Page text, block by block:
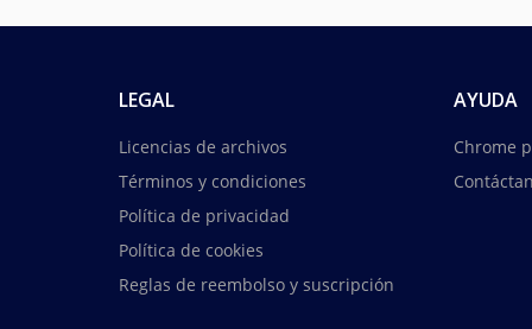
LEGAL
Licencias de archivos
Términos y condiciones
Política de privacidad
Política de cookies
Reglas de reembolso y suscripción
AYUDA
Chrome